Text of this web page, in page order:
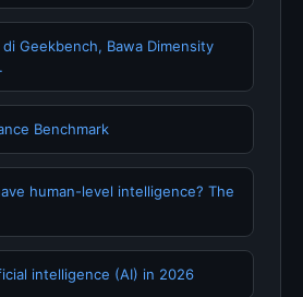
di Geekbench, Bawa Dimensity
Benchmark
human-level intelligence? The
intelligence (AI) in 2026